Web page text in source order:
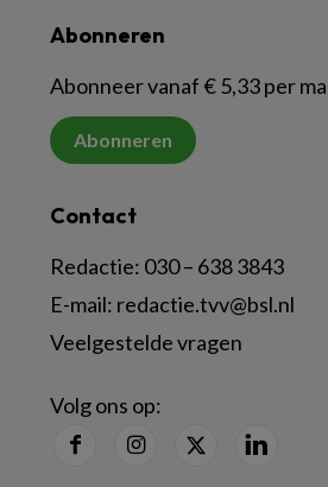
Abonneren
Abonneer vanaf € 5,33 per
Abonneren
Contact
Redactie: 030 – 638 3843
E-mail: redactie.tvv@bsl.nl
Veelgestelde vragen
Volg ons op: